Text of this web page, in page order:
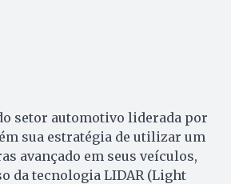
setor automotivo liderada por
sua estratégia de utilizar um
avançado em seus veículos,
da tecnologia LIDAR (Light